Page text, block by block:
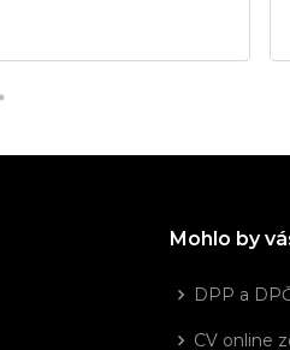
Mohlo by
DPP a
CV online